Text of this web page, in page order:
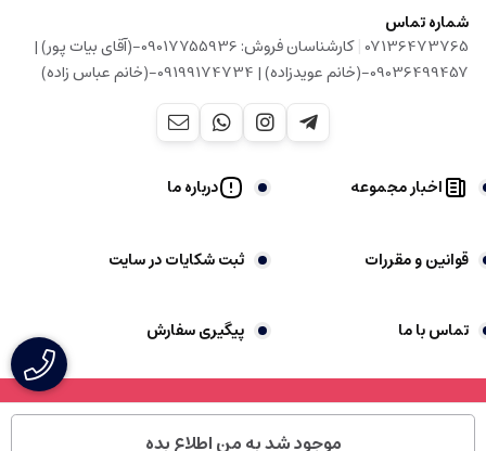
موجود شد به من اطلاع بده
شماره تماس
07136473765
|
کارشناسان فروش: 09017755936-(آقای بیات پور) |
09036499457-(خانم عویدزاده) | 09199174734-(خانم عباس زاده)
اخبار مجموعه درباره ما
قوانین و مقررات ثبت شکایات در سایت
تماس با ما پیگیری سفارش